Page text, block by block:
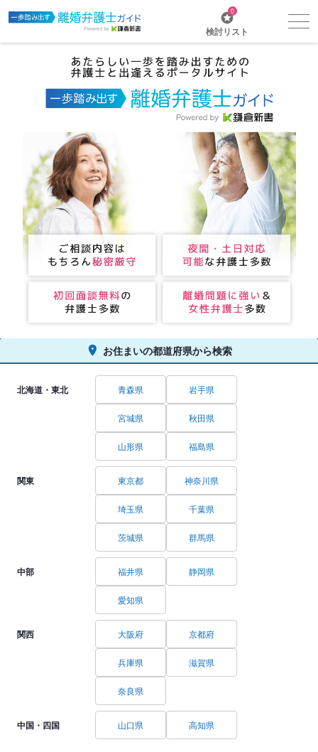
0
検討リスト
お住まいの都道府県から検索
北海道・東北 青森県 岩手県
宮城県 秋田県
山形県 福島県
関東 東京都 神奈川県
埼玉県 千葉県
茨城県 群馬県
中部 福井県 静岡県
愛知県
関西 大阪府 京都府
兵庫県 滋賀県
奈良県
中国・四国 山口県 高知県